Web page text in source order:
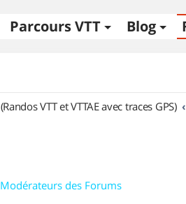
Parcours VTT Blog
VTT et VTTAE avec traces GPS)
Modérateurs des Forums